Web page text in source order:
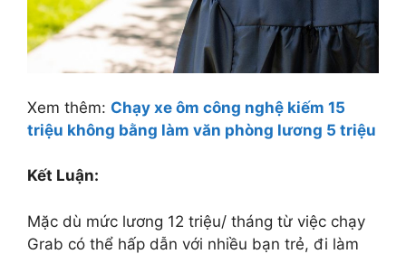
Xem thêm: Chạy xe ôm công nghệ kiếm 15
triệu không bằng làm văn phòng lương 5 triệu
Kết Luận:
Mặc dù mức lương 12 triệu/ tháng từ việc chạy
Grab có thể hấp dẫn với nhiều bạn trẻ, đi làm